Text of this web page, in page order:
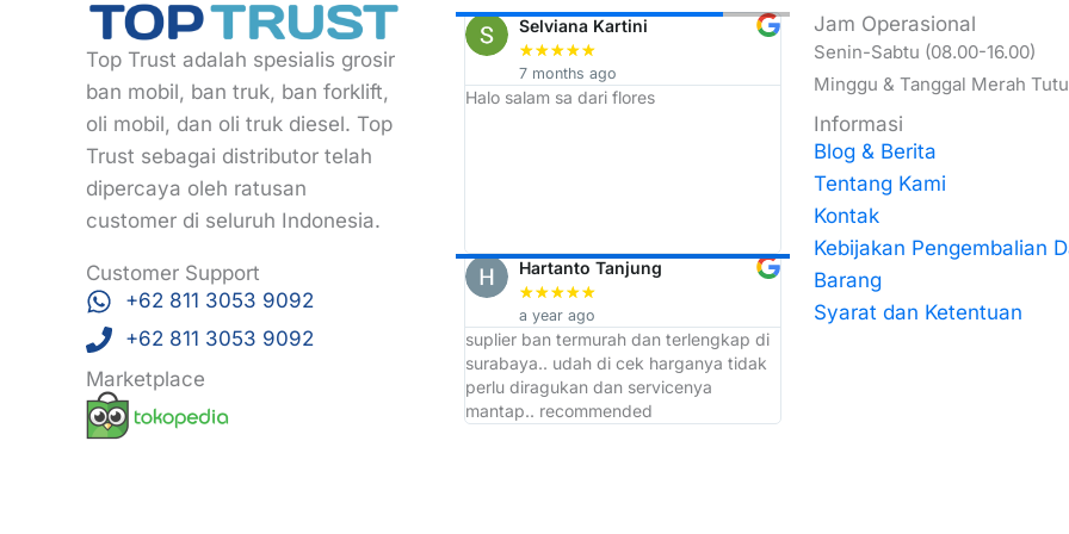
Top Trust adalah spesialis grosir
ban mobil, ban truk, ban forklift,
oli mobil, dan oli truk diesel. Top
Trust sebagai distributor telah
dipercaya oleh ratusan
customer di seluruh Indonesia.
Customer Support
+62 811 3053 9092
+62 811 3053 9092
Marketplace
Rizky Eko
★ ★★ ★
2 year ago
Awalnya mau cari roti ban di sekitar sini
eh ketemunya malah tempat grosir ban
tapi enggak apa apa lah, dari
sini saya jadi tau tempat Grosir Ban
terbaik d wilayah Surabaya yaitu TOP
TRUST
Selviana Kartini
★★★★★
7 months ago
Halo salam sa dari flores
Budi ari Wibowo
★★★★★
Trimakasih Top Trust penjualan
termurah se JATIM
Arri Bojonk
★ ★★★★
Ckup bntang saja
Hartanto Tanjung
★★★★★
a year ago
suplier ban termurah dan terlengkap di
surabaya.. udah di cek harganya tidak
perlu diragukan dan servicenya
mantap.. recommended
★ ★★
a year ago
Jam Operasional
Senin-Sabtu (08.00-16.00)
Minggu & Tanggal Merah
Informasi
Blog & Berita
Tentang Kami
Kontak
Kebijakan Pengembalian
Barang
Syarat dan Ketentuan